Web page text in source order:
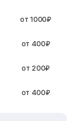
от 1000₽
от 400₽
от 200₽
от 400₽